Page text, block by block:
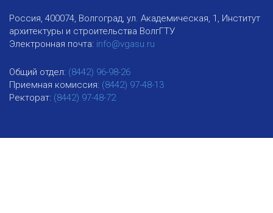
Россия, 400074, Волгоград, ул. Академическая, 1, Институт
архитектуры и строительства ВолгГТУ
Электронная почта: info@vgasu.ru
Общий отдел: (8442) 96-98-26
Приемная комиссия: (8442) 97-48-13
Ректорат: (8442) 97-48-72